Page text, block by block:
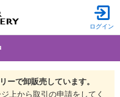
ログイン
ーで卸販売しています。
上から取引の申請をしてく